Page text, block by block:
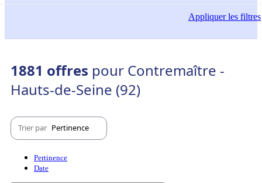
Appliquerles filtres
1881 offres pour Contremaître -
Hauts-de-Seine (92)
Trier par Pertinence
Pertinence
Date